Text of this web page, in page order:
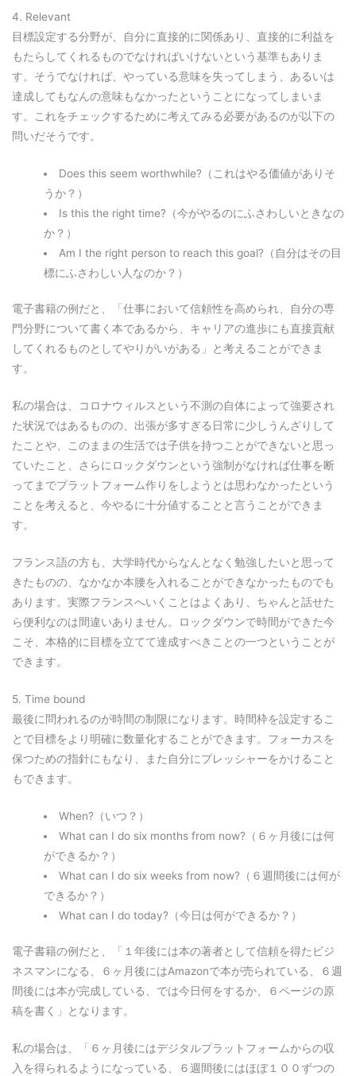
4. Relevant
目標設定する分野が、自分に直接的に関係あり、直接的に利益を
もたらしてくれるものでなければいけないという基準もありま
す。そうでなければ、やっている意味を失ってしまう、あるいは
達成してもなんの意味もなかったということになってしまいま
す。これをチェックするために考えてみる必要があるのが以下の
問いだそうです。
Does this seem worthwhile?（これはやる価値がありそ
うか？）
Is this the right time?（今がやるのにふさわしいときなの
か？）
Am I the right person to reach this goal?（自分はその目
標にふさわしい人なのか？）
電子書籍の例だと、「仕事において信頼性を高められ、自分の専
門分野について書く本であるから、キャリアの進歩にも直接貢献
してくれるものとしてやりがいがある」と考えることができま
す。
私の場合は、コロナウィルスという不測の自体によって強要され
た状況ではあるものの、出張が多すぎる日常に少しうんざりして
たことや、このままの生活では子供を持つことができないと思っ
ていたこと、さらにロックダウンという強制がなければ仕事を断
ってまでプラットフォーム作りをしようとは思わなかったという
ことを考えると、今やるに十分値することと言うことができま
す。
フランス語の方も、大学時代からなんとなく勉強したいと思って
きたものの、なかなか本腰を入れることができなかったものでも
あります。実際フランスへいくことはよくあり、ちゃんと話せた
ら便利なのは間違いありません。ロックダウンで時間ができた今
こそ、本格的に目標を立てて達成すべきことの一つということが
できます。
5. Time bound
最後に問われるのが時間の制限になります。時間枠を設定するこ
とで目標をより明確に数量化することができます。フォーカスを
保つための指針にもなり、また自分にプレッシャーをかけること
もできます。
When?（いつ？）
What can I do six months from now?（６ヶ月後には何
ができるか？）
What can I do six weeks from now?（６週間後には何が
できるか？）
What can I do today?（今日は何ができるか？）
電子書籍の例だと、「１年後には本の著者として信頼を得たビジ
ネスマンになる、６ヶ月後にはAmazonで本が売られている、６週
間後には本が完成している、では今日何をするか、６ページの原
稿を書く」となります。
私の場合は、「６ヶ月後にはデジタルプラットフォームからの収
入を得られるようになっている、６週間後にはほぼ１００ずつの